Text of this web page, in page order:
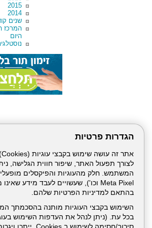
הגדרות פרטיות
לצורך תפעול האתר, שיפור חווית הגלישה,
בהתאם למדיניות הפרטיות שלהם.
השימוש בקבצי העוגיות מותנה בהסכמתך
בכל עת. (ניתן לנהל את העדפות השימוש
2015
2014
שנים
המרכז
היום